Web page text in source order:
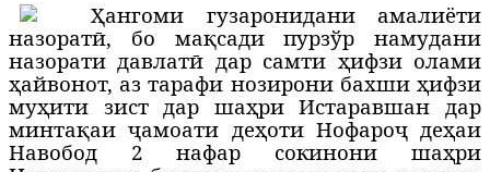
Ҳангоми гузаронидани амалиёти
назоратӣ, бо мақсади пурзўр намудани
назорати давлатӣ дар самти ҳифзи олами
ҳайвонот, аз тарафи нозирони бахши ҳифзи
муҳити зист дар шаҳри Истаравшан дар
минтақаи ҷамоати деҳоти Нофароҷ деҳаи
Навобод 2 нафар сокинони шаҳри